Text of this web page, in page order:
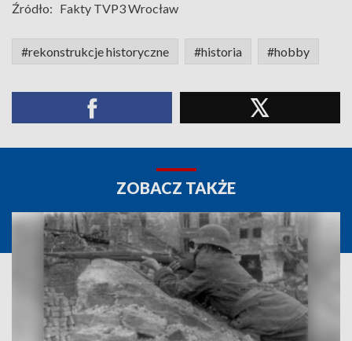
Źródło: Fakty TVP3 Wrocław
#rekonstrukcje historyczne #historia #hobby
ZOBACZ TAKŻE